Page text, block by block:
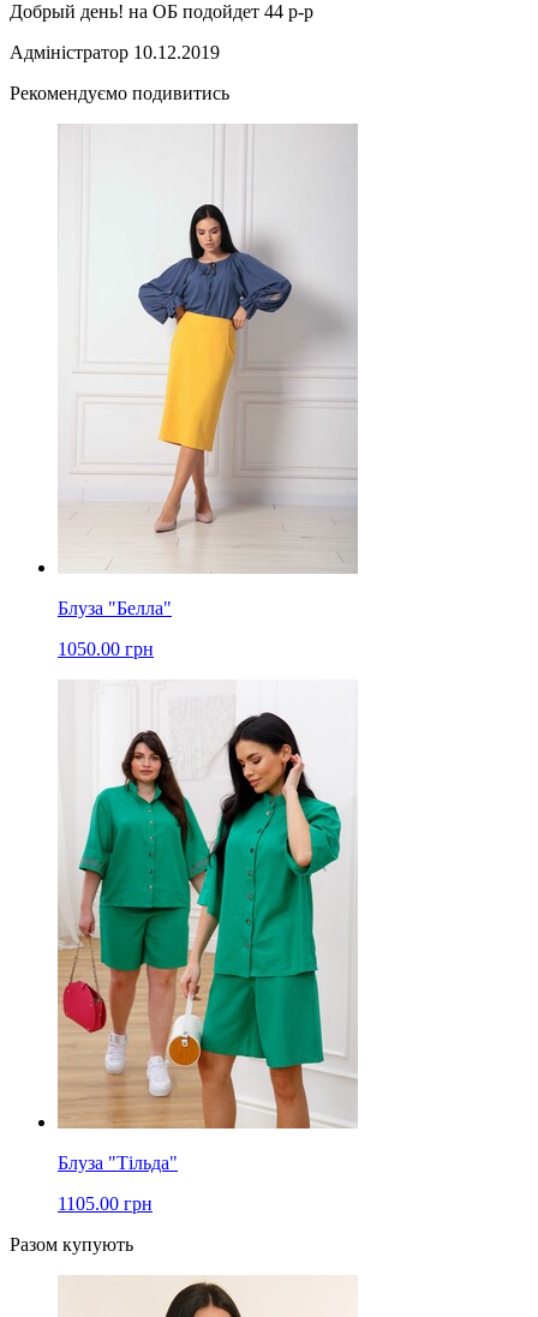
Добрый день! на ОБ подойдет 44 р-р
Адміністратор 10.12.2019
Рекомендуємо подивитись
Блуза "Белла"
1050.00 грн
Блуза "Тільда"
1105.00 грн
Разом купують